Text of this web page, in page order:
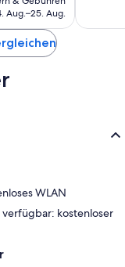
beträgt
Aug.–25. Aug.
WLAN
kostenloser